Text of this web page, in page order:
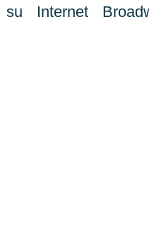
Internet